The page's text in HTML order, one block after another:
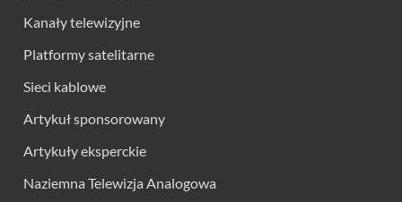
Kanały telewizyjne
Platformy satelitarne
Sieci kablowe
Artykuł sponsorowany
Artykuły eksperckie
Naziemna Telewizja Analogowa